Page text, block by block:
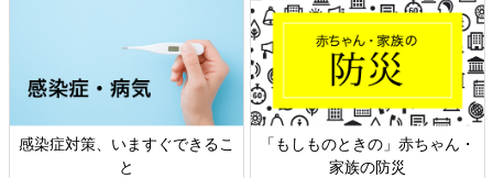
感染症対策、いますぐできるこ
と
「もしものときの」赤ちゃん・
家族の防災